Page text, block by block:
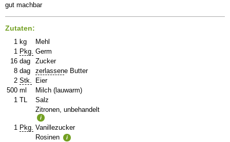
gut machbar
Zutaten:
1 kg
Mehl
1 Pkg. Germ
16 dag
Zucker
8 dag zerlassene Butter
2 Stk.
Eier
500 ml
Milch (lauwarm)
1 TL
Salz
Zitronen, unbehandelt
i
1 Pkg. Vanillezucker
Rosinen
i